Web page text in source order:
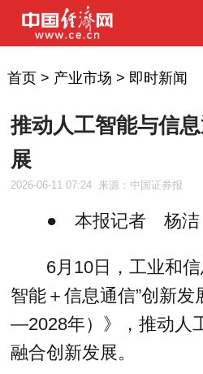
首页> 产业市场 > 即时新闻
推动人工智能与信
展
2026-06-11 07:24 来源：中国证券报
● 本报记者 杨洁
6月10日，工业和
智能＋信息通信”创新
—2028年）》，推动人
融合创新发展。